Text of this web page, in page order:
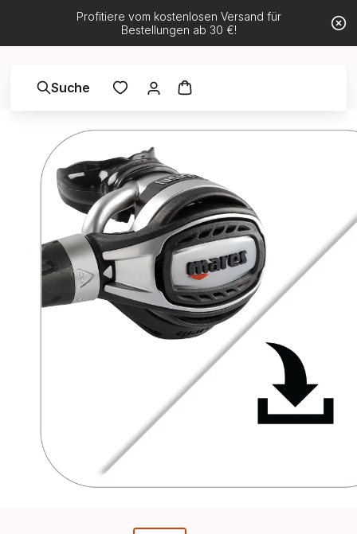
Profitiere vom kostenlosen Versand für
Bestellungen ab 30 €!
Suche